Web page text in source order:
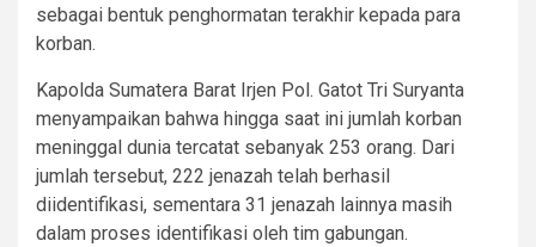
sebagai bentuk penghormatan terakhir kepada para
korban.
Kapolda Sumatera Barat Irjen Pol. Gatot Tri Suryanta
menyampaikan bahwa hingga saat ini jumlah korban
meninggal dunia tercatat sebanyak 253 orang. Dari
jumlah tersebut, 222 jenazah telah berhasil
diidentifikasi, sementara 31 jenazah lainnya masih
dalam proses identifikasi oleh tim gabungan.